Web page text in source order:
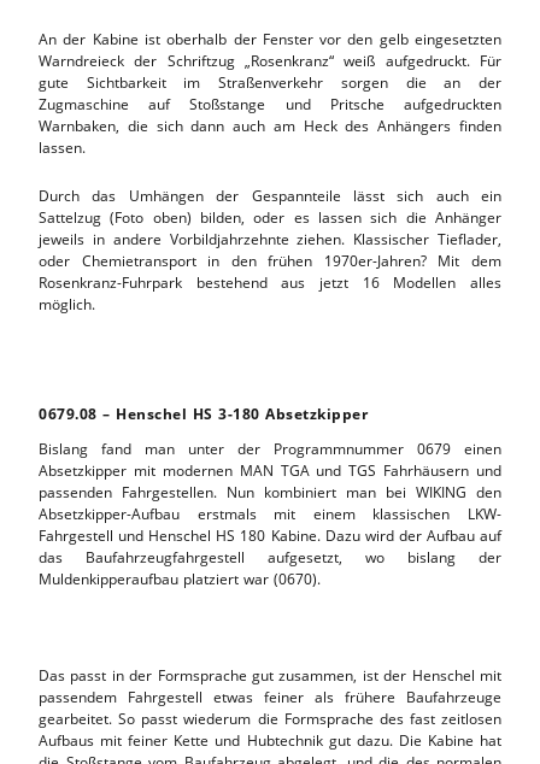
An der Kabine ist oberhalb der Fenster vor den gelb eingesetzten
Warndreieck der Schriftzug „Rosenkranz“ weiß aufgedruckt. Für
gute Sichtbarkeit im Straßenverkehr sorgen die an der
Zugmaschine auf Stoßstange und Pritsche aufgedruckten
Warnbaken, die sich dann auch am Heck des Anhängers finden
lassen.
Durch das Umhängen der Gespannteile lässt sich auch ein
Sattelzug (Foto oben) bilden, oder es lassen sich die Anhänger
jeweils in andere Vorbildjahrzehnte ziehen. Klassischer Tieflader,
oder Chemietransport in den frühen 1970er-Jahren? Mit dem
Rosenkranz-Fuhrpark bestehend aus jetzt 16 Modellen alles
möglich.
0679.08 – Henschel HS 3-180 Absetzkipper
Bislang fand man unter der Programmnummer 0679 einen
Absetzkipper mit modernen MAN TGA und TGS Fahrhäusern und
passenden Fahrgestellen. Nun kombiniert man bei WIKING den
Absetzkipper-Aufbau erstmals mit einem klassischen LKW-
Fahrgestell und Henschel HS 180 Kabine. Dazu wird der Aufbau auf
das Baufahrzeugfahrgestell aufgesetzt, wo bislang der
Muldenkipperaufbau platziert war (0670).
Das passt in der Formsprache gut zusammen, ist der Henschel mit
passendem Fahrgestell etwas feiner als frühere Baufahrzeuge
gearbeitet. So passt wiederum die Formsprache des fast zeitlosen
Aufbaus mit feiner Kette und Hubtechnik gut dazu. Die Kabine hat